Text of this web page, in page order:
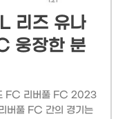
리즈 유나
웅장한 분
FC 리버풀 FC 2023
버풀 FC 간의 경기는